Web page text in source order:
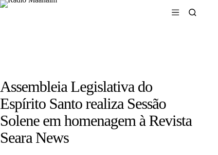
Assembleia Legislativa do
Espírito Santo realiza Sessão
Solene em homenagem à Revista
Seara News